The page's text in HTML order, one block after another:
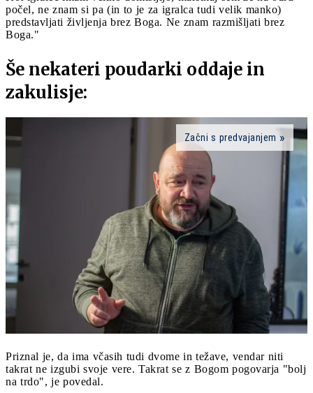
počel, ne znam si pa (in to je za igralca tudi velik manko)
predstavljati življenja brez Boga. Ne znam razmišljati brez
Boga."
Še nekateri poudarki oddaje in
zakulisje:
Začni s predvajanjem
Priznal je, da ima včasih tudi dvome in težave, vendar niti
takrat ne izgubi svoje vere. Takrat se z Bogom pogovarja "bolj
na trdo", je povedal.